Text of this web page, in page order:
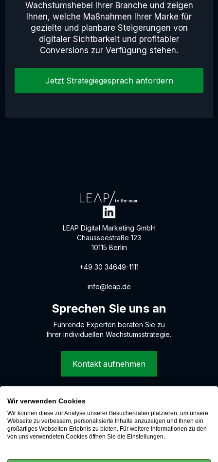
Wachstumshebel Ihrer Branche und zeigen
Ihnen, welche Maßnahmen Ihrer Marke für
gezielte und planbare Steigerungen von
digitaler Sichtbarkeit und profitabler
Conversions zur Verfügung stehen.
Jetzt Strategiegespräch anfordern
LEAP Digital Marketing GmbH
Chausseestraße 123
10115 Berlin
+49 30 34649-1111
info@leap.de
Sprechen Sie uns an
Führende Experten beraten Sie zu
Ihrer individuellen Wachstumsstrategie.
Kontakt aufnehmen
Hinweisgebersystem
Cookies
Wir verwenden Cookies
Wir können diese zur Analyse unserer Besucherdaten platzieren, um unsere
Webseite zu verbessern, personalisierte Inhalte anzuzeigen und Ihnen ein
großartiges Webseiten-Erlebnis zu bieten. Für weitere Informationen zu den
von uns verwendeten Cookies öffnen Sie die Einstellungen.